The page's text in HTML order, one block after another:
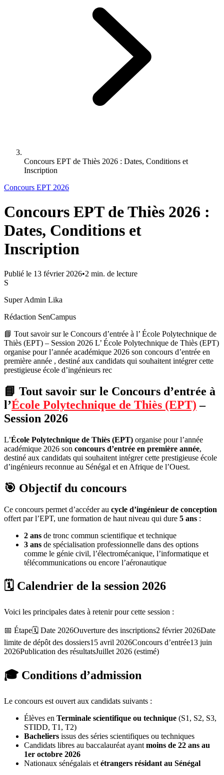
Concours EPT de Thiès 2026 : Dates, Conditions et
Inscription
Concours EPT 2026
Concours EPT de Thiès 2026 :
Dates, Conditions et
Inscription
Publié le 13 février 2026•2 min. de lecture
S
Super Admin Lika
Rédaction SenCampus
📘 Tout savoir sur le Concours d’entrée à l’ École Polytechnique de
Thiès (EPT) – Session 2026 L’ École Polytechnique de Thiès (EPT)
organise pour l’année académique 2026 son concours d’entrée en
première année , destiné aux candidats qui souhaitent intégrer cette
prestigieuse école d’ingénieurs rec
📘 Tout savoir sur le Concours d’entrée à
l’École Polytechnique de Thiès (EPT) –
Session 2026
L’École Polytechnique de Thiès (EPT) organise pour l’année
académique 2026 son concours d’entrée en première année,
destiné aux candidats qui souhaitent intégrer cette prestigieuse école
d’ingénieurs reconnue au Sénégal et en Afrique de l’Ouest.
🎯 Objectif du concours
Ce concours permet d’accéder au cycle d’ingénieur de conception
offert par l’EPT, une formation de haut niveau qui dure 5 ans :
2 ans de tronc commun scientifique et technique
3 ans de spécialisation professionnelle dans des options
comme le génie civil, l’électromécanique, l’informatique et
télécommunications ou encore l’aéronautique
🗓️ Calendrier de la session 2026
Voici les principales dates à retenir pour cette session :
📅 Étape🗓️ Date 2026Ouverture des inscriptions2 février 2026Date
limite de dépôt des dossiers15 avril 2026Concours d’entrée13 juin
2026Publication des résultatsJuillet 2026 (estimé)
🎓 Conditions d’admission
Le concours est ouvert aux candidats suivants :
Élèves en Terminale scientifique ou technique (S1, S2, S3,
STIDD, T1, T2)
Bacheliers issus des séries scientifiques ou techniques
Candidats libres au baccalauréat ayant moins de 22 ans au
1er octobre 2026
Nationaux sénégalais et étrangers résidant au Sénégal